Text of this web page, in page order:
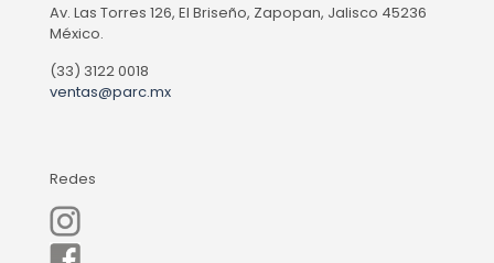
Av. Las Torres 126, El Briseño, Zapopan, Jalisco 45236
México.
(33) 3122 0018
ventas@parc.mx
Redes